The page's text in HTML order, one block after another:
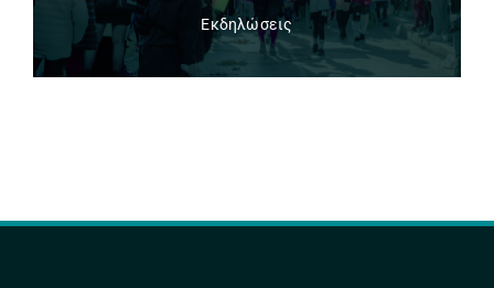
Εκδηλώσεις